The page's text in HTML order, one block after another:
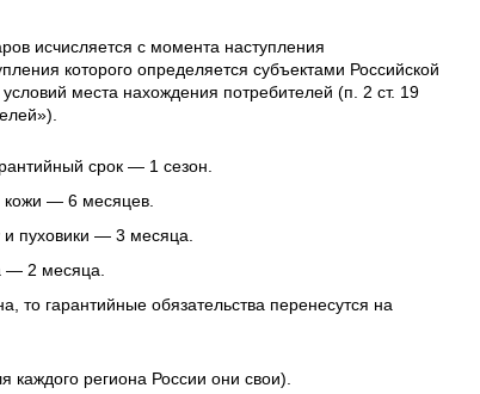
исчисляется с момента наступления
которого определяется субъектами Российской
места нахождения потребителей (п. 2 ст. 19
срок — 1 сезон.
кожи — 6 месяцев.
и пуховики — 3 месяца.
— 2 месяца.
то гарантийные обязательства перенесутся на
каждого региона России они свои).